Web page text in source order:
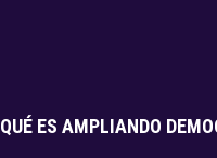
QUÉ ES AMPLIANDO